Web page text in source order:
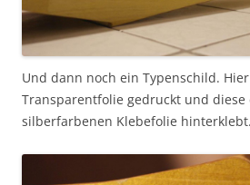
Und dann noch ein Typenschild.
Transparentfolie gedruckt und
silberfarbenen Klebefolie hinterklebt.